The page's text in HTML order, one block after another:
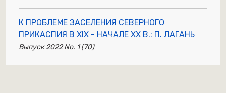
К ПРОБЛЕМЕ ЗАСЕЛЕНИЯ СЕВЕРНОГО
ПРИКАСПИЯ В XIX - НАЧАЛЕ XX В.: П. ЛАГАНЬ
Выпуск 2022 No. 1 (70)